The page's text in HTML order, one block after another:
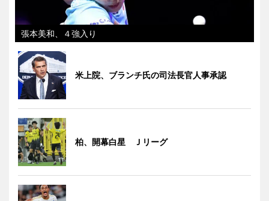
張本美和、４強入り
米上院、ブランチ氏の司法長官人事承認
柏、開幕白星 Ｊリーグ